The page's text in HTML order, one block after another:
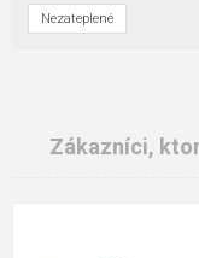
Nezateplené
Zákazníci,